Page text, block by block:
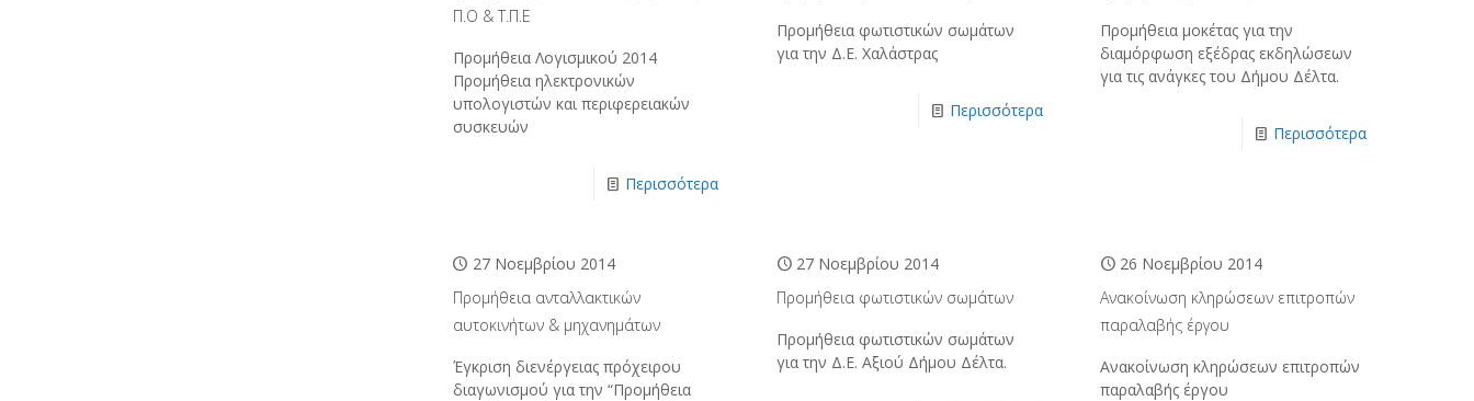
Π.Ο & Τ.Π.Ε
Προμήθεια Λογισμικού 2014
Προμήθεια ηλεκτρονικών
υπολογιστών και περιφερειακών
συσκευών
Περισσότερα
Προμήθεια φωτιστικών σωμάτων
για την Δ.Ε. Χαλάστρας
Περισσότερα
Προμήθεια μοκέτας για την
διαμόρφωση εξέδρας εκδηλώσεων
για τις ανάγκες του Δήμου Δέλτα.
Περισσότερα
27 Νοεμβρίου 2014
Προμήθεια ανταλλακτικών
αυτοκινήτων & μηχανημάτων
Έγκριση διενέργειας πρόχειρου
διαγωνισμού για την “Προμήθεια
27 Νοεμβρίου 2014
Προμήθεια φωτιστικών σωμάτων
Προμήθεια φωτιστικών σωμάτων
για την Δ.Ε. Αξιού Δήμου Δέλτα.
26 Νοεμβρίου 2014
Ανακοίνωση κληρώσεων επιτροπών
παραλαβής έργου
Ανακοίνωση κληρώσεων επιτροπών
παραλαβής έργου